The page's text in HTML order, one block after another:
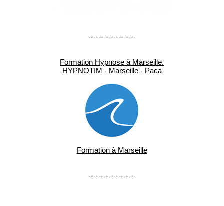
-------------------
Formation Hypnose à Marseille.
HYPNOTIM - Marseille - Paca
Formation à Marseille
-------------------